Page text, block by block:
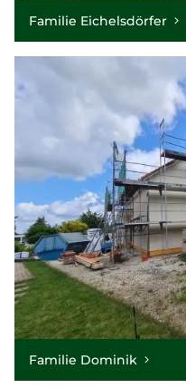
Familie Eichelsdörfer
Familie Dominik